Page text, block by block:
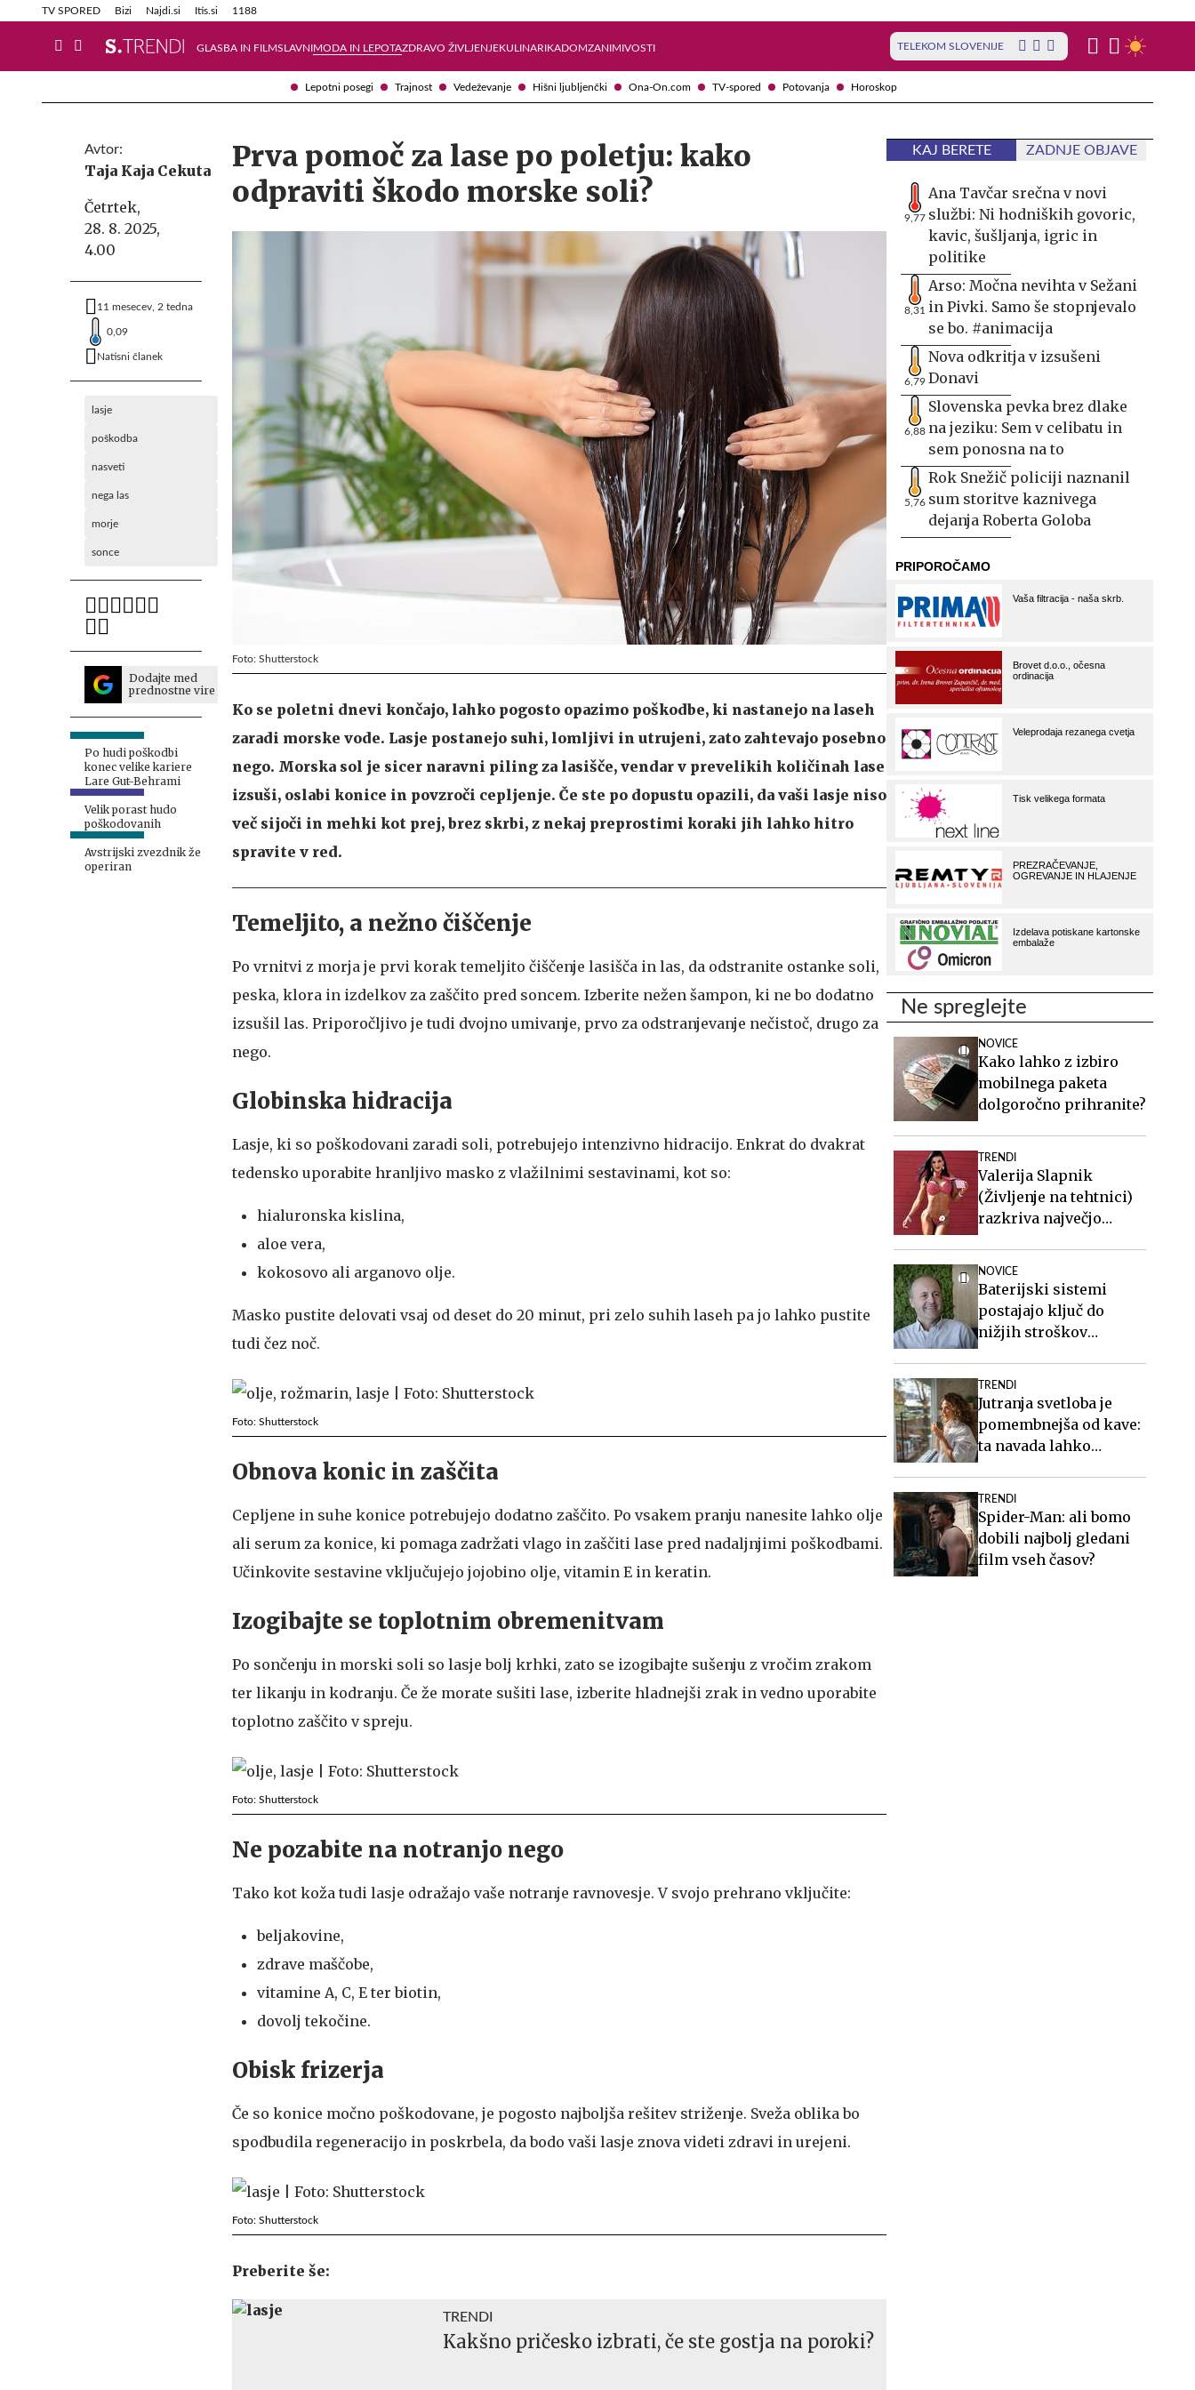
Lepotni posegi Trajnost Vedeževanje Hišni ljubljenčki Ona-On.com TV-spored Potovanja Horoskop
TV SPORED Bizi Najdi.si Itis.si 1188
GLASBA IN FILMSLAVNIMODA IN LEPOTAZDRAVO ŽIVLJENJEKULINARIKADOMZANIMIVOSTI TELEKOM SLOVENIJE
Info in obvestila Tehnik
Avtor:
Taja Kaja Cekuta
Četrtek,
28. 8. 2025,
4.00
11 mesecev, 2 tedna
0,09
Natisni članek
lasje
poškodba
nasveti
nega las
morje
sonce
Dodajte med
prednostne vire
Po hudi poškodbi
konec velike kariere
Lare Gut-Behrami
Velik porast hudo
poškodovanih
Avstrijski zvezdnik že
operiran
Prva pomoč za lase po poletju: kako
odpraviti škodo morske soli?
Foto: Shutterstock
Ko se poletni dnevi končajo, lahko pogosto opazimo poškodbe, ki nastanejo na laseh
zaradi morske vode. Lasje postanejo suhi, lomljivi in utrujeni, zato zahtevajo posebno
nego. Morska sol je sicer naravni piling za lasišče, vendar v prevelikih količinah lase
izsuši, oslabi konice in povzroči cepljenje. Če ste po dopustu opazili, da vaši lasje niso
več sijoči in mehki kot prej, brez skrbi, z nekaj preprostimi koraki jih lahko hitro
spravite v red.
Temeljito, a nežno čiščenje
Po vrnitvi z morja je prvi korak temeljito čiščenje lasišča in las, da odstranite ostanke soli,
peska, klora in izdelkov za zaščito pred soncem. Izberite nežen šampon, ki ne bo dodatno
izsušil las. Priporočljivo je tudi dvojno umivanje, prvo za odstranjevanje nečistoč, drugo za
nego.
Globinska hidracija
Lasje, ki so poškodovani zaradi soli, potrebujejo intenzivno hidracijo. Enkrat do dvakrat
tedensko uporabite hranljivo masko z vlažilnimi sestavinami, kot so:
hialuronska kislina,
aloe vera,
kokosovo ali arganovo olje.
Masko pustite delovati vsaj od deset do 20 minut, pri zelo suhih laseh pa jo lahko pustite
tudi čez noč.
Foto: Shutterstock
Obnova konic in zaščita
Cepljene in suhe konice potrebujejo dodatno zaščito. Po vsakem pranju nanesite lahko olje
ali serum za konice, ki pomaga zadržati vlago in zaščiti lase pred nadaljnjimi poškodbami.
Učinkovite sestavine vključujejo jojobino olje, vitamin E in keratin.
Izogibajte se toplotnim obremenitvam
Po sončenju in morski soli so lasje bolj krhki, zato se izogibajte sušenju z vročim zrakom
ter likanju in kodranju. Če že morate sušiti lase, izberite hladnejši zrak in vedno uporabite
toplotno zaščito v spreju.
Foto: Shutterstock
Ne pozabite na notranjo nego
Tako kot koža tudi lasje odražajo vaše notranje ravnovesje. V svojo prehrano vključite:
beljakovine,
zdrave maščobe,
vitamine A, C, E ter biotin,
dovolj tekočine.
Obisk frizerja
Če so konice močno poškodovane, je pogosto najboljša rešitev striženje. Sveža oblika bo
spodbudila regeneracijo in poskrbela, da bodo vaši lasje znova videti zdravi in urejeni.
Foto: Shutterstock
Preberite še:
TRENDI
Kakšno pričesko izbrati, če ste gostja na poroki?
KAJ BERETE ZADNJE OBJAVE
9,77
Ana Tavčar srečna v novi
službi: Ni hodniških govoric,
kavic, šušljanja, igric in
politike
8,31
Arso: Močna nevihta v Sežani
in Pivki. Samo še stopnjevalo
se bo. #animacija
6,79
Nova odkritja v izsušeni
Donavi
6,88
Slovenska pevka brez dlake
na jeziku: Sem v celibatu in
sem ponosna na to
5,76
Rok Snežič policiji naznanil
sum storitve kaznivega
dejanja Roberta Goloba
Ne spreglejte
NOVICE
Kako lahko z izbiro
mobilnega paketa
dolgoročno prihranite?
TRENDI
Valerija Slapnik
(Življenje na tehtnici)
razkriva največjo
NOVICE
Baterijski sistemi
postajajo ključ do
nižjih stroškov
TRENDI
Jutranja svetloba je
pomembnejša od kave:
ta navada lahko
TRENDI
Spider-Man: ali bomo
dobili najbolj gledani
film vseh časov?